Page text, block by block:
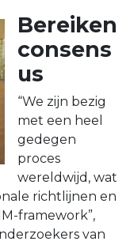
Bereiken
consens
us
“We zijn bezig
met een heel
gedegen
proces
wereldwijd, wat
richtlijnen en
framework”,
van